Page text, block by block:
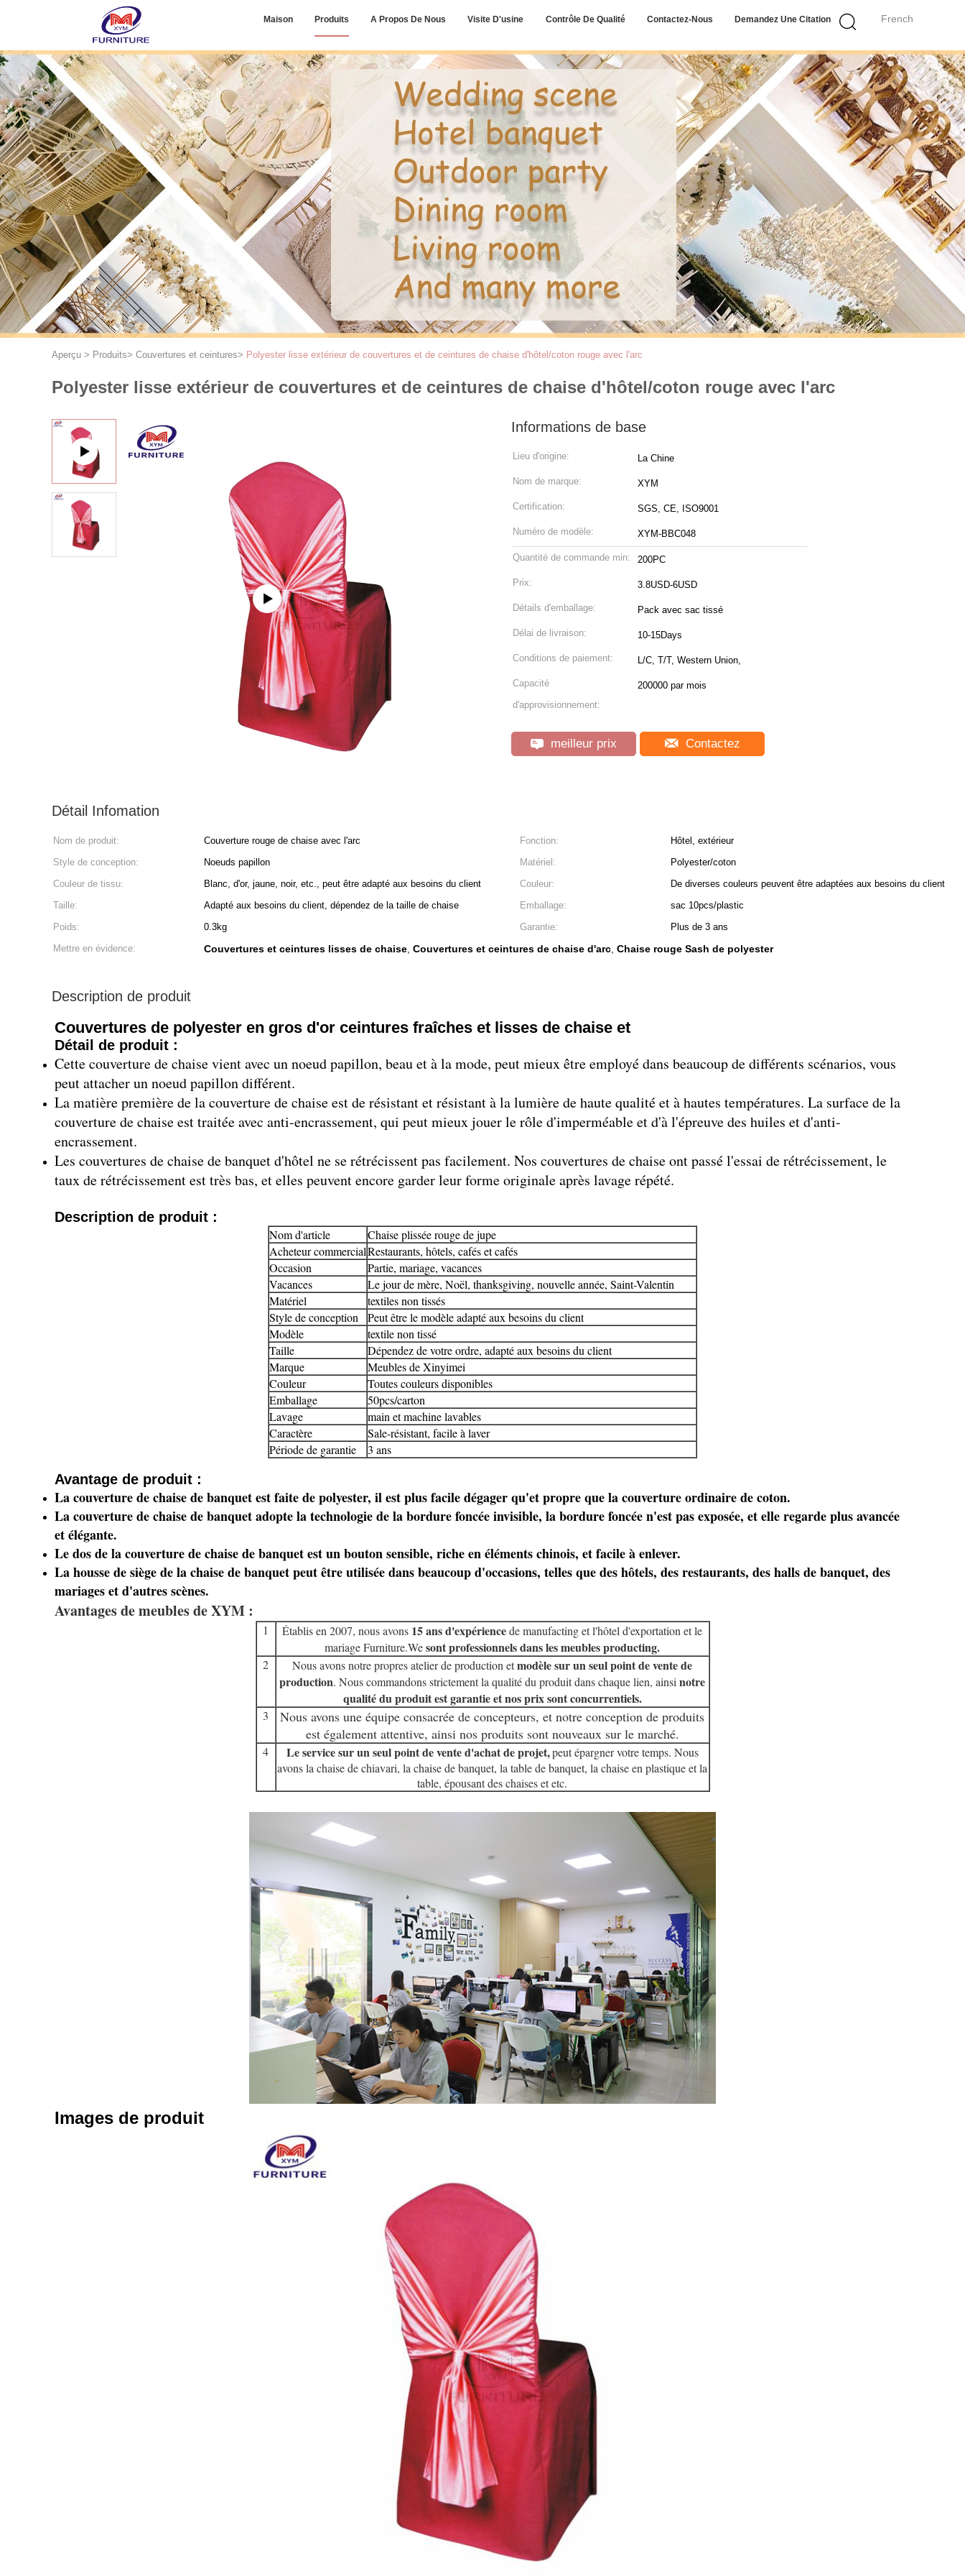
French
Maison Produits A Propos De Nous Visite D'usine Contrôle De Qualité Contactez-Nous Demandez Une Citation
Aperçu > Produits> Couvertures et ceintures> Polyester lisse extérieur de couvertures et de ceintures de chaise d'hôtel/coton rouge avec l'arc
Polyester lisse extérieur de couvertures et de ceintures de chaise d'hôtel/coton rouge avec l'arc
Informations de base
Lieu d'origine: La Chine
Nom de marque: XYM
Certification: SGS, CE, ISO9001
Numéro de modèle: XYM-BBC048
Quantité de commande min: 200PC
Prix: 3.8USD-6USD
Détails d'emballage: Pack avec sac tissé
Délai de livraison: 10-15Days
Conditions de paiement: L/C, T/T, Western Union,
Capacité
d'approvisionnement:
200000 par mois
meilleur prix Contactez
Détail Infomation
Nom de produit: Couverture rouge de chaise avec l'arc Fonction:
Hôtel, extérieur
Style de conception:
Noeuds papillon Matériel:
Polyester/coton
Couleur de tissu:
Blanc, d'or, jaune, noir, etc., peut être adapté aux besoins du client Couleur:
De diverses couleurs peuvent être adaptées aux besoins du client
Taille:
Adapté aux besoins du client, dépendez de la taille de chaise Emballage:
sac 10pcs/plastic
Poids:
0.3kg Garantie:
Plus de 3 ans
Mettre en évidence:
Couvertures et ceintures lisses de chaise, Couvertures et ceintures de chaise d'arc, Chaise rouge Sash de polyester
Description de produit
Couvertures de polyester en gros d'or ceintures fraîches et lisses de chaise et
Détail de produit :
Cette couverture de chaise vient avec un noeud papillon, beau et à la mode, peut mieux être employé dans beaucoup de différents scénarios, vous
peut attacher un noeud papillon différent.
La matière première de la couverture de chaise est de résistant et résistant à la lumière de haute qualité et à hautes températures. La surface de la
couverture de chaise est traitée avec anti-encrassement, qui peut mieux jouer le rôle d'imperméable et d'à l'épreuve des huiles et d'anti-
encrassement.
Les couvertures de chaise de banquet d'hôtel ne se rétrécissent pas facilement. Nos couvertures de chaise ont passé l'essai de rétrécissement, le
taux de rétrécissement est très bas, et elles peuvent encore garder leur forme originale après lavage répété.
Description de produit :
Nom d'article
Chaise plissée rouge de jupe
Acheteur commercialRestaurants, hôtels, cafés et cafés
Occasion
Partie, mariage, vacances
Vacances
Le jour de mère, Noël, thanksgiving, nouvelle année, Saint-Valentin
Matériel
textiles non tissés
Style de conception
Peut être le modèle adapté aux besoins du client
Modèle
textile non tissé
Taille
Dépendez de votre ordre, adapté aux besoins du client
Marque
Meubles deXinyimei
Couleur
Toutes couleurs disponibles
Emballage
50pcs/carton
Lavage
main et machine lavables
Caractère
Sale-résistant, facile à laver
Période de garantie
3 ans
Avantage de produit :
La couverture de chaise de banquet est faite de polyester, il est plus facile dégager qu'et propre que la couverture ordinaire de coton.
La couverture de chaise de banquet adopte la technologie de la bordure foncée invisible, la bordure foncée n'est pas exposée, et elle regarde plus avancée
et élégante.
Le dos de la couverture de chaise de banquet est un bouton sensible, riche en éléments chinois, et facile à enlever.
La housse de siège de la chaise de banquet peut être utilisée dans beaucoup d'occasions, telles que des hôtels, des restaurants, des halls de banquet, des
mariages et d'autres scènes.
Avantages de meubles de XYM :
1 Établis en 2007, nous avons 15 ans d'expériencede manufacting et l'hôtel d'exportation et le
mariage Furniture.Wesont professionnels dans les meubles producting.
2 Nous avons notre propres atelier de production etmodèle sur un seul point de vente de
production. Nous commandons strictement la qualité du produit dans chaque lien, ainsi notre
qualité du produit est garantie et nos prix sont concurrentiels.
3
Nous avons une équipe consacrée de concepteurs, et notre conception de produits
est également attentive, ainsi nos produits sont nouveaux sur le marché.
4 Le service sur un seul point de vente d'achat de projet,peut épargner votre temps. Nous
avons la chaise de chiavari, la chaise de banquet, la table de banquet, la chaise en plastique et la
table, épousant des chaises et etc.
Images de produit